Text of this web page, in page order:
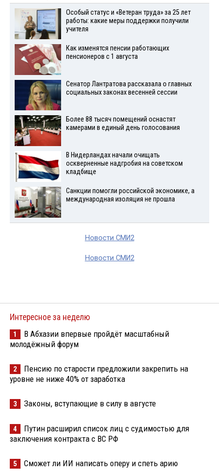
Особый статус и «Ветеран труда» за 25 лет
работы: какие меры поддержки получили
учителя
Как изменятся пенсии работающих
пенсионеров с 1 августа
Сенатор Лантратова рассказала о главных
социальных законах весенней сессии
Более 88 тысяч помещений оснастят
камерами в единый день голосования
В Нидерландах начали очищать
оскверненные надгробия на советском
кладбище
Санкции помогли российской экономике, а
международная изоляция не прошла
Новости СМИ2
Новости СМИ2
Интересное за неделю
1
В Абхазии впервые пройдёт масштабный
молодёжный форум
2
Пенсию по старости предложили закрепить на
уровне не ниже 40% от заработка
3 Законы, вступающие в силу в августе
4
Путин расширил список лиц с судимостью для
заключения контракта с ВС РФ
5 Сможет ли ИИ написать оперу и спеть арию